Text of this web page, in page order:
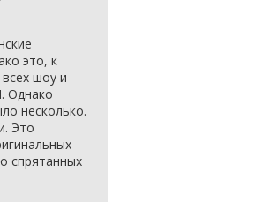
это, к
шоу и
Однако
несколько.
Это
спрятанных